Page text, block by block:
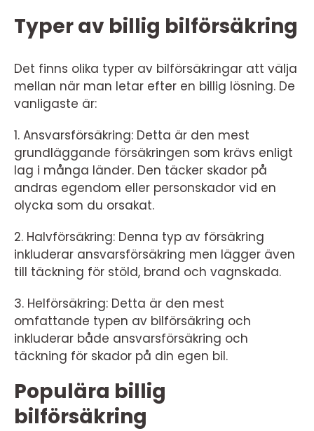
Typer av billig bilförsäkring
Det finns olika typer av bilförsäkringar att välja
mellan när man letar efter en billig lösning. De
vanligaste är:
1. Ansvarsförsäkring: Detta är den mest
grundläggande försäkringen som krävs enligt
lag i många länder. Den täcker skador på
andras egendom eller personskador vid en
olycka som du orsakat.
2. Halvförsäkring: Denna typ av försäkring
inkluderar ansvarsförsäkring men lägger även
till täckning för stöld, brand och vagnskada.
3. Helförsäkring: Detta är den mest
omfattande typen av bilförsäkring och
inkluderar både ansvarsförsäkring och
täckning för skador på din egen bil.
Populära billig
bilförsäkring